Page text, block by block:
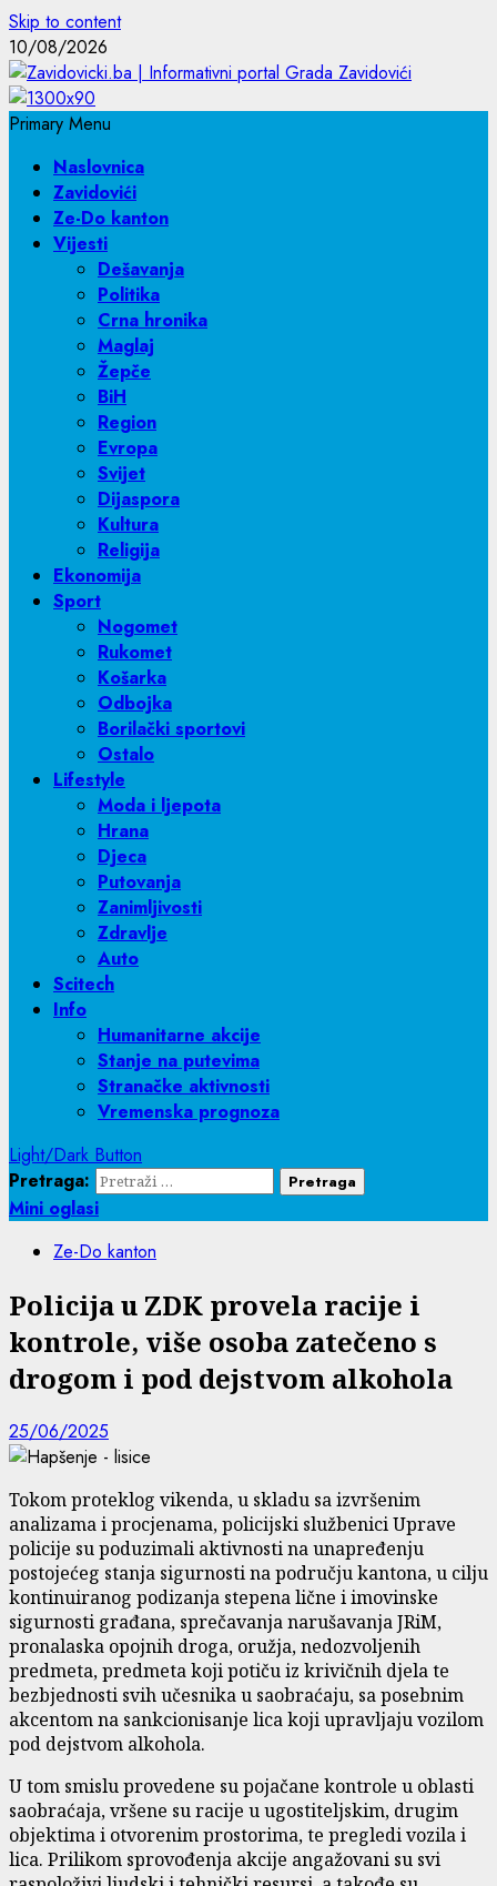
Skip to content
10/08/2026
Primary Menu
Naslovnica
Zavidovići
Ze-Do kanton
Vijesti
Dešavanja
Politika
Crna hronika
Maglaj
Žepče
BiH
Region
Evropa
Svijet
Dijaspora
Kultura
Religija
Ekonomija
Sport
Nogomet
Rukomet
Košarka
Odbojka
Borilački sportovi
Ostalo
Lifestyle
Moda i ljepota
Hrana
Djeca
Putovanja
Zanimljivosti
Zdravlje
Auto
Scitech
Info
Humanitarne akcije
Stanje na putevima
Stranačke aktivnosti
Vremenska prognoza
Light/Dark Button
Pretraga:
Mini oglasi
Ze-Do kanton
Policija u ZDK provela racije i
kontrole, više osoba zatečeno s
drogom i pod dejstvom alkohola
25/06/2025
Tokom proteklog vikenda, u skladu sa izvršenim
analizama i procjenama, policijski službenici Uprave
policije su poduzimali aktivnosti na unapređenju
postojećeg stanja sigurnosti na području kantona, u cilju
kontinuiranog podizanja stepena lične i imovinske
sigurnosti građana, sprečavanja narušavanja JRiM,
pronalaska opojnih droga, oružja, nedozvoljenih
predmeta, predmeta koji potiču iz krivičnih djela te
bezbjednosti svih učesnika u saobraćaju, sa posebnim
akcentom na sankcionisanje lica koji upravljaju vozilom
pod dejstvom alkohola.
U tom smislu provedene su pojačane kontrole u oblasti
saobraćaja, vršene su racije u ugostiteljskim, drugim
objektima i otvorenim prostorima, te pregledi vozila i
lica. Prilikom sprovođenja akcije angažovani su svi